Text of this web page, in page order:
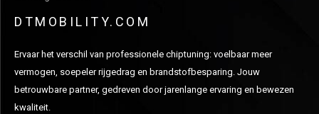
DTMOBILITY.COM
Ervaar het verschil van professionele chiptuning: voelbaar meer
vermogen, soepeler rijgedrag en brandstofbesparing. Jouw
betrouwbare partner, gedreven door jarenlange ervaring en bewezen
kwaliteit.